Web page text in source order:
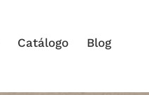
Catálogo Blog